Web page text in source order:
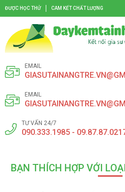
ĐƯỢC HỌC THỬ CAM KẾT CHẤT LƯỢNG
EMAIL
EMAIL
TƯ VẤN 24/7
090.333.1985 -
BẠN THÍCH HỢP VỚI